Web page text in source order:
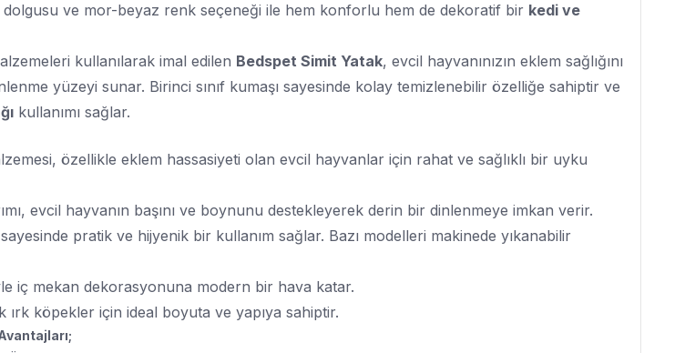
dolgusu ve mor-beyaz renk seçeneği ile hem konforlu hem de dekoratif bir kedi ve
kullanılarak imal edilen Bedspet Simit Yatak, evcil hayvanınızın eklem sağlığını
yüzeyi sunar. Birinci sınıf kumaşı sayesinde kolay temizlenebilir özelliğe sahiptir ve
kullanımı sağlar.
özellikle eklem hassasiyeti olan evcil hayvanlar için rahat ve sağlıklı bir uyku
evcil hayvanın başını ve boynunu destekleyerek derin bir dinlenmeye imkan verir.
pratik ve hijyenik bir kullanım sağlar. Bazı modelleri makinede yıkanabilir
iç mekan dekorasyonuna modern bir hava katar.
köpekler için ideal boyuta ve yapıya sahiptir.